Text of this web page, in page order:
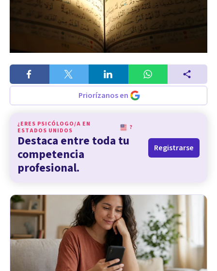
Priorízanos en
¿ERES PSICÓLOGO/A EN
ESTADOS UNIDOS
?
Destaca entre toda tu
competencia
profesional.
Registrarse